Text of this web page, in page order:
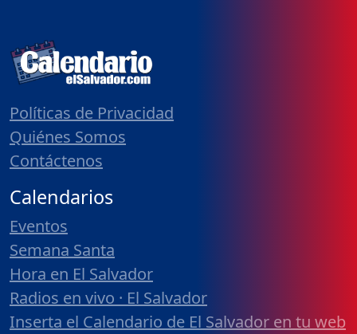
Políticas de Privacidad
Quiénes Somos
Contáctenos
Calendarios
Eventos
Semana Santa
Hora en El Salvador
Radios en vivo · El Salvador
Inserta el Calendario de El Salvador en tu web